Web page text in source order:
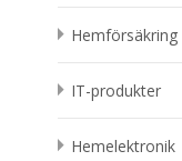
Hemförsäkring
IT-produkter
Hemelektronik